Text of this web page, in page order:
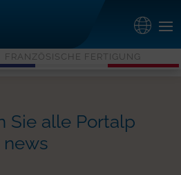
FRANZÖSISCHE FERTIGUNG
Sie alle Portalp
news